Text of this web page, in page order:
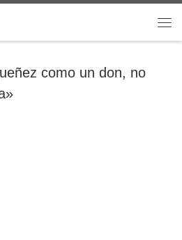
como un don, no